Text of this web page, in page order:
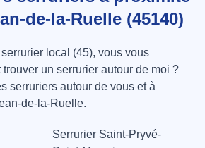
de-la-Ruelle (45140)
local (45), vous vous
un serrurier autour de moi ?
serruriers autour de vous et à
de-la-Ruelle.
Serrurier Saint-Pryvé-